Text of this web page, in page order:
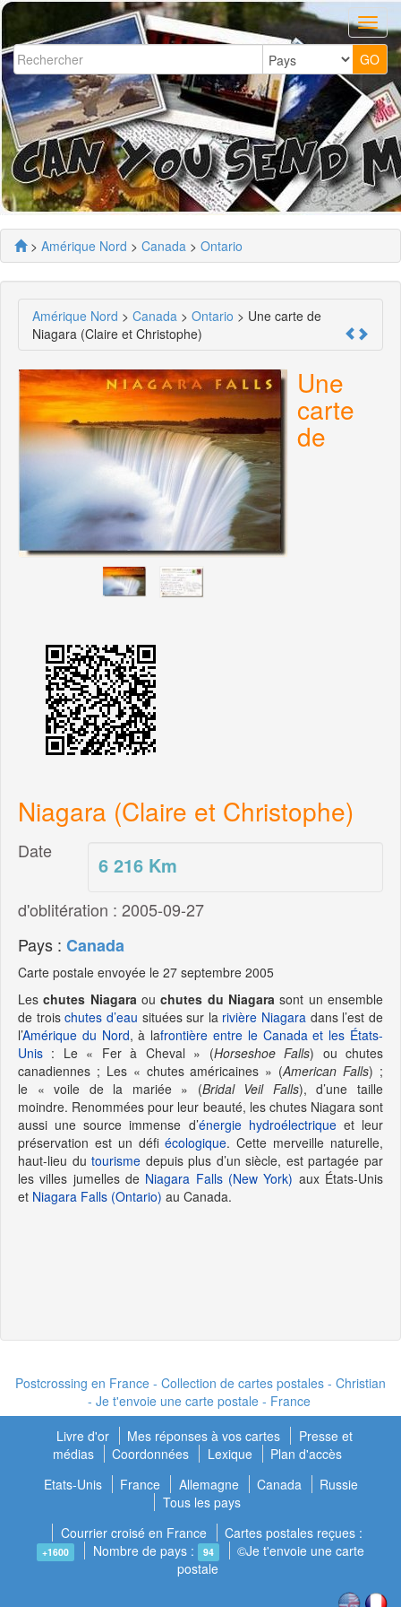
> Amérique Nord > Canada > Ontario
Amérique Nord > Canada > Ontario > Une carte de
Niagara (Claire et Christophe)
Une
carte
de
Niagara (Claire et Christophe)
6 216 Km
Date
d'oblitération : 2005-09-27
Pays : Canada
Carte postale envoyée le 27 septembre 2005
Leschutes Niagara ouchutes du Niagara sont un ensemble
de troischutes d’eau situées sur la rivière Niagara dans l’est de
l’Amérique du Nord, à lafrontière entre le Canada et les États-
Unis : Le « Fer à Cheval » (Horseshoe Falls) ou chutes
canadiennes ; Les « chutes américaines » (American Falls) ;
le « voile de la mariée » (Bridal Veil Falls), d’une taille
moindre. Renommées pour leur beauté, les chutes Niagara sont
aussi une source immense d’énergie hydroélectriqueet leur
préservation est un défiécologique. Cette merveille naturelle,
haut-lieu dutourisme depuis plus d’un siècle, est partagée par
les villes jumelles de Niagara Falls (New York) aux États-Unis
et Niagara Falls (Ontario) au Canada.
Postcrossing en France - Collection de cartes postales - Christian
- Je t'envoie une carte postale - France
Livre d'or
Mes réponses à vos cartes
Presse et
médias
Coordonnées Lexique
Plan d'accès
Etats-Unis
France Allemagne Canada
Russie
Tous les pays
Courrier croisé en France
Cartes postales reçues :
+1600 Nombre de pays : 94
©Je t'envoie une carte
postale